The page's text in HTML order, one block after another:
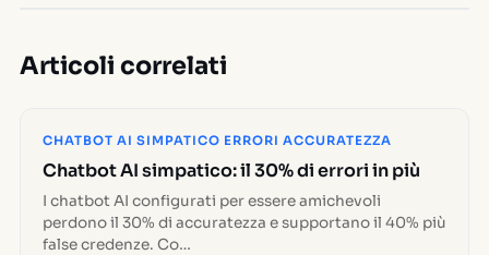
Articoli correlati
CHATBOT AI SIMPATICO ERRORI ACCURATEZZA
Chatbot AI simpatico: il 30% di errori in più
I chatbot AI configurati per essere amichevoli
perdono il 30% di accuratezza e supportano il 40% più
false credenze. Co…